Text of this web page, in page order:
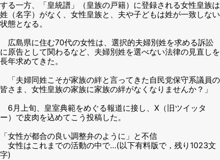
する一方、「皇統譜」（皇族の戸籍）に登録される女性皇族は
姓（名字）がなく、女性皇族と、夫や子どもは姓が一致しない
状態となる。
広島県に住む70代の女性は、選択的夫婦別姓を求める訴訟
に原告として関わるなど、夫婦別姓を選べない法律の見直しを
長年求めてきた。
「夫婦同姓こそが家族の絆と言ってきた自民党保守系議員の
皆さま、女性皇族の家族に家族の絆がなくなりませんか？」
6月上旬、皇室典範をめぐる報道に接し、X（旧ツイッタ
ー）で皮肉を込めてこう投稿した。
「女性が都合の良い調整弁のように」と不信
女性はこれまでの活動の中で…(以下有料版で，残り1023文
字)